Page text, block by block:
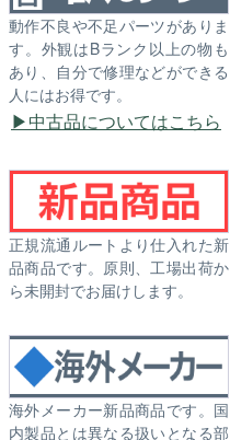
動作不良や不足パーツがありま
す。外観はBランク以上の物も
あり、自分で修理などができる
人にはお得です。
中古品についてはこちら
正規流通ルートより仕入れた新
品商品です。原則、工場出荷か
ら未開封でお届けします。
海外メーカー新品商品です。国
内製品とは異なる扱いとなる部